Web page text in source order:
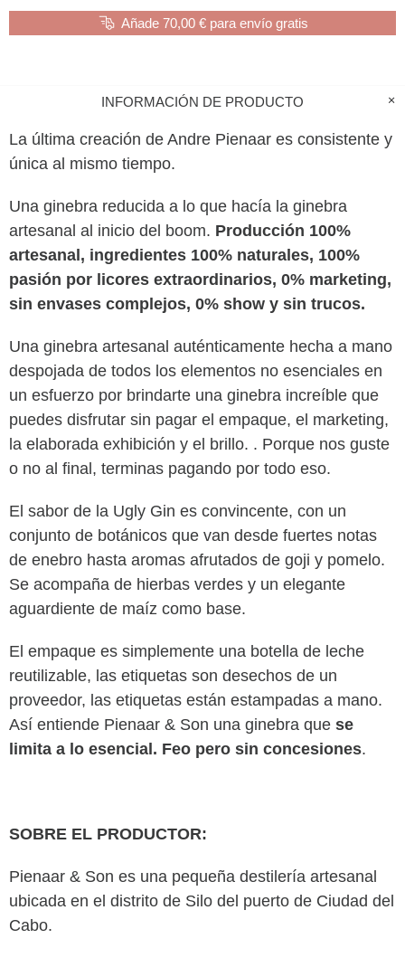
Añade 70,00 € para envío gratis
INFORMACIÓN DE PRODUCTO
La última creación de Andre Pienaar es consistente y
única al mismo tiempo.
Una ginebra reducida a lo que hacía la ginebra
artesanal al inicio del boom. Producción 100%
artesanal, ingredientes 100% naturales, 100%
pasión por licores extraordinarios, 0% marketing,
sin envases complejos, 0% show y sin trucos.
Una ginebra artesanal auténticamente hecha a mano
despojada de todos los elementos no esenciales en
un esfuerzo por brindarte una ginebra increíble que
puedes disfrutar sin pagar el empaque, el marketing,
la elaborada exhibición y el brillo. . Porque nos guste
o no al final, terminas pagando por todo eso.
El sabor de la Ugly Gin es convincente, con un
conjunto de botánicos que van desde fuertes notas
de enebro hasta aromas afrutados de goji y pomelo.
Se acompaña de hierbas verdes y un elegante
aguardiente de maíz como base.
El empaque es simplemente una botella de leche
reutilizable, las etiquetas son desechos de un
proveedor, las etiquetas están estampadas a mano.
Así entiende Pienaar & Son una ginebra que se
limita a lo esencial. Feo pero sin concesiones.
SOBRE EL PRODUCTOR:
Pienaar & Son es una pequeña destilería artesanal
ubicada en el distrito de Silo del puerto de Ciudad del
Cabo.